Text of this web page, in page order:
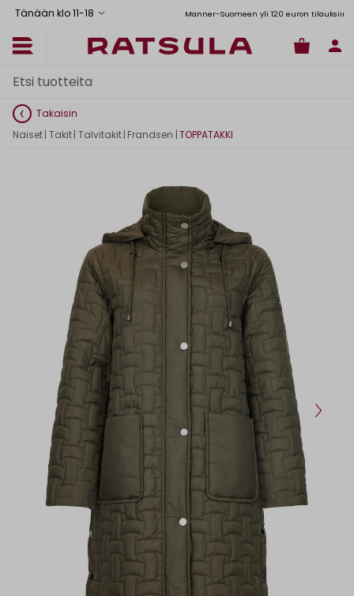
Tänään klo 11-18
Toimituskulut alk. 6,90€
Ilmainen toimitus Manner-Suomeen yli 120 euron tilauksiin
Takaisin
Naiset| Takit| Talvitakit | Frandsen |TOPPATAKKI